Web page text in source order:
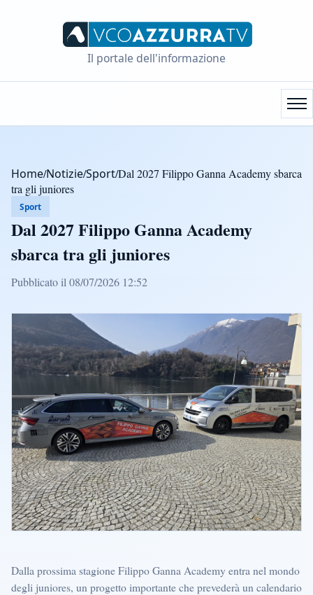
Il portale dell'informazione
Home/Notizie/Sport/Dal 2027 Filippo Ganna Academy sbarca
tra gli juniores
Sport
Dal 2027 Filippo Ganna Academy
sbarca tra gli juniores
Pubblicato il 08/07/2026 12:52
Dalla prossima stagione Filippo Ganna Academy entra nel mondo
degli juniores, un progetto importante che prevederà un calendario